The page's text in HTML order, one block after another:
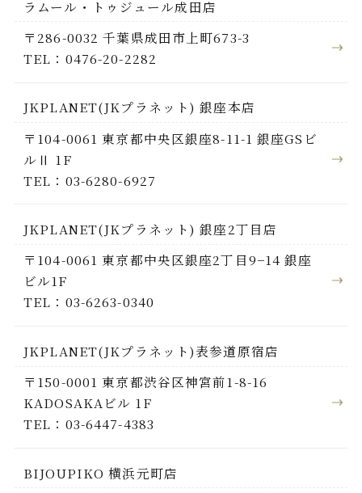
ラムール・トゥジュール成田店
〒286-0032 千葉県成田市上町673-3
TEL：0476-20-2282
JKPLANET(JKプラネット) 銀座本店
〒104-0061 東京都中央区銀座8-11-1 銀座GSビ
ルⅡ 1F
TEL：03-6280-6927
JKPLANET(JKプラネット) 銀座2丁目店
〒104-0061 東京都中央区銀座2丁目9−14 銀座
ビル1F
TEL：03-6263-0340
JKPLANET(JKプラネット)表参道原宿店
〒150-0001 東京都渋谷区神宮前1-8-16
KADOSAKAビル 1F
TEL：03-6447-4383
BIJOUPIKO 横浜元町店